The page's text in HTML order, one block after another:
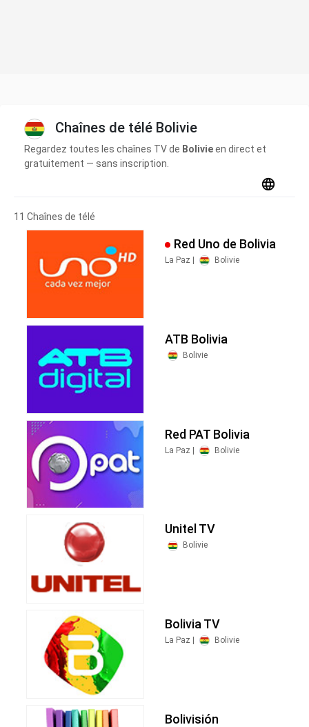
Chaînes de télé Bolivie
Regardez toutes les chaînes TV de Bolivieen direct et
gratuitement — sans inscription.
11 Chaînes de télé
Red Uno de Bolivia
La Paz | Bolivie
ATB Bolivia
Bolivie
Red PAT Bolivia
La Paz | Bolivie
Unitel TV
Bolivie
Bolivia TV
La Paz | Bolivie
Bolivisión